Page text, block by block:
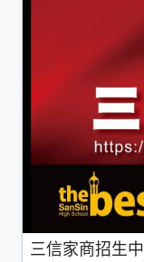
三信家商招生中